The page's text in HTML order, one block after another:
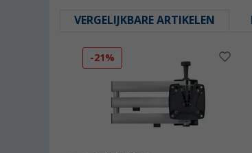
VERGELIJKBARE ARTIKELEN
-21%